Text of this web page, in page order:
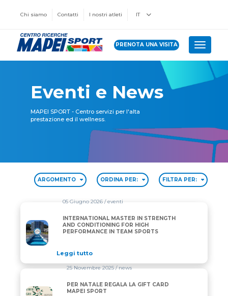
Chi siamo Contatti I nostri atleti IT
PRENOTA UNA VISITA Toggle
Eventi e News
MAPEI SPORT - Centro servizi per l'alta
prestazione ed il wellness.
ARGOMENTO ORDINA PER: FILTRA PER:
INTERNATIONAL MASTER IN STRENGTH AND
05 Giugno 2026 / eventi
INTERNATIONAL MASTER IN STRENGTH
AND CONDITIONING FOR HIGH
PERFORMANCE IN TEAM SPORTS
Leggi tutto
PER NATALE REGALA LA GIFT CARD MAPEI SPORT
25 Novembre 2025/ news
PER NATALE REGALA LA GIFT CARD
MAPEI SPORT